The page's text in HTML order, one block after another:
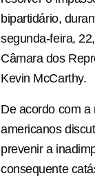
bipartidário,
segunda-feira,
Câmara dos
Kevin McCarthy.
De acordo com a
americanos
prevenir a
consequente